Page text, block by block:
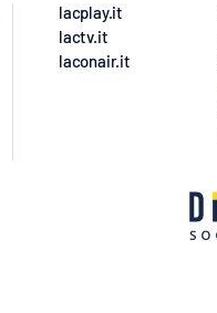
lacplay.it
lactv.it
laconair.it